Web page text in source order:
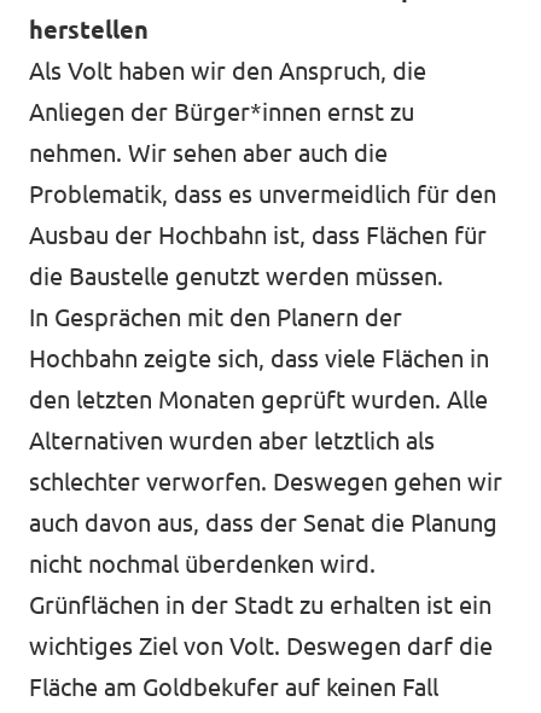
herstellen
Als Volt haben wir den Anspruch, die
Anliegen der Bürger*innen ernst zu
nehmen. Wir sehen aber auch die
Problematik, dass es unvermeidlich für den
Ausbau der Hochbahn ist, dass Flächen für
die Baustelle genutzt werden müssen.
In Gesprächen mit den Planern der
Hochbahn zeigte sich, dass viele Flächen in
den letzten Monaten geprüft wurden. Alle
Alternativen wurden aber letztlich als
schlechter verworfen. Deswegen gehen wir
auch davon aus, dass der Senat die Planung
nicht nochmal überdenken wird.
Grünflächen in der Stadt zu erhalten ist ein
wichtiges Ziel von Volt. Deswegen darf die
Fläche am Goldbekufer auf keinen Fall